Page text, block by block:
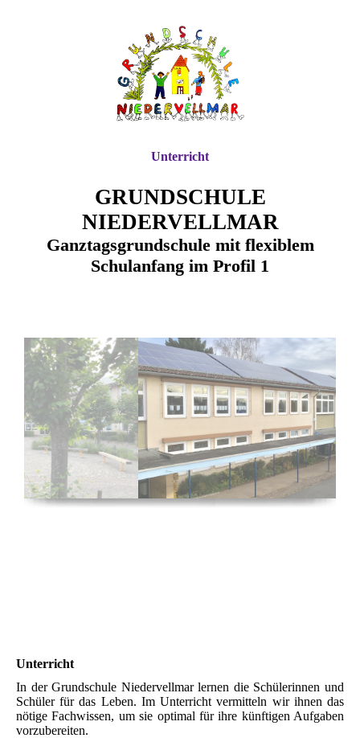
GRUNDSCHULE
NIEDERVELLMAR
Ganztagsgrundschule mit flexiblem
Schulanfang im Profil 1
Unterricht
Unterricht
In der Grundschule Niedervellmar lernen die Schülerinnen und
Schüler für das Leben. Im Unterricht vermitteln wir ihnen das
nötige Fachwissen, um sie optimal für ihre künftigen Aufgaben
vorzubereiten.